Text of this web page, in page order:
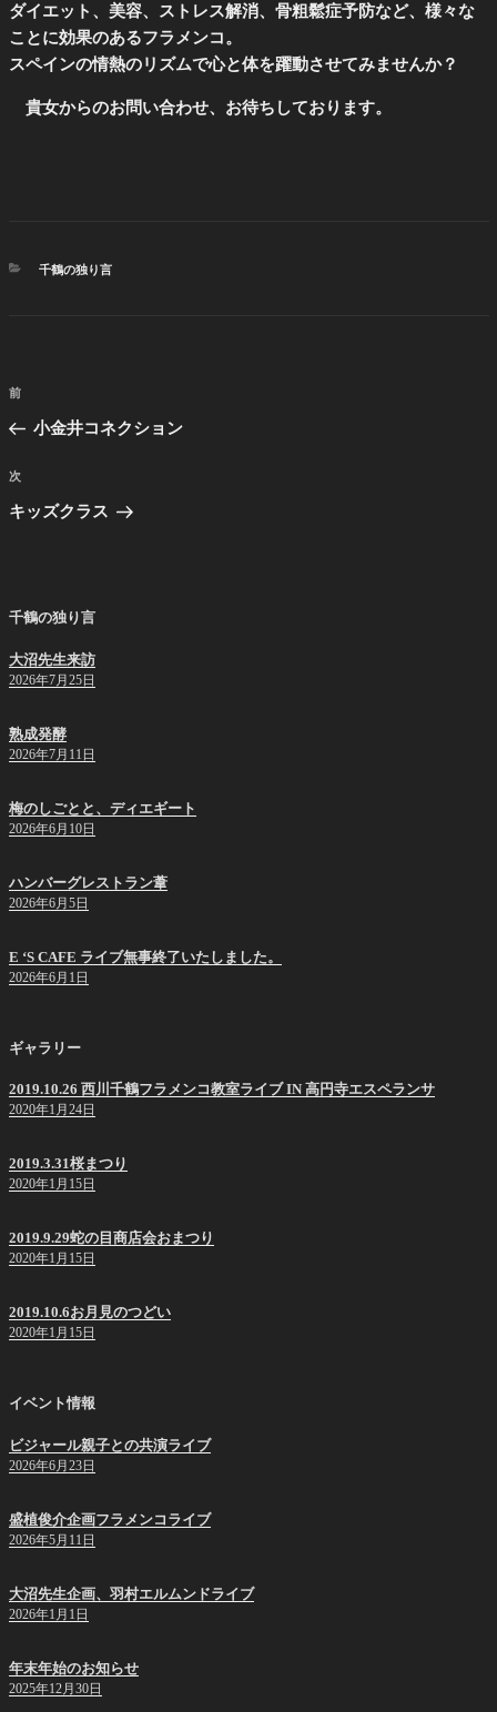
ダイエット、美容、ストレス解消、骨粗鬆症予防など、様々な
ことに効果のあるフラメンコ。
スペインの情熱のリズムで心と体を躍動させてみませんか？
貴女からのお問い合わせ、お待ちしております。
カ
千鶴の独り言
投
ナ
ビ
ゲ
ン
前
の
稿
前
小金井コネクション
次
の
次
キッズクラス
千鶴の独り言
大沼先生来訪
2026年7月25日
熟成発酵
2026年7月11日
梅のしごとと、ディエギート
2026年6月10日
ハンバーグレストラン葦
2026年6月5日
E ‘S CAFE ライブ無事終了いたしました。
2026年6月1日
ギャラリー
2019.10.26 西川千鶴フラメンコ教室ライブ IN 高円寺エスペランサ
2020年1月24日
2019.3.31桜まつり
2020年1月15日
2019.9.29蛇の目商店会おまつり
2020年1月15日
2019.10.6お月見のつどい
2020年1月15日
イベント情報
ビジャール親子との共演ライブ
2026年6月23日
盛植俊介企画フラメンコライブ
2026年5月11日
大沼先生企画、羽村エルムンドライブ
2026年1月1日
年末年始のお知らせ
2025年12月30日